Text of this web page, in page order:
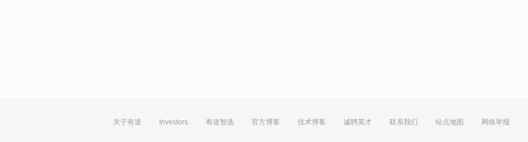
关于有道 Investors 有道智选 官方博客 技术博客 诚聘英才 联系我们 站点地图 网络举报